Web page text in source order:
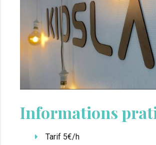
Informations
Tarif 5€/h